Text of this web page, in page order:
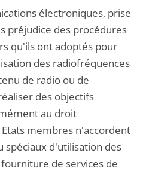
électroniques, prise
préjudice des procédures
qu'ils ont adoptés pour
des radiofréquences
de radio ou de
des objectifs
au droit
membres n'accordent
spéciaux d'utilisation des
de services de